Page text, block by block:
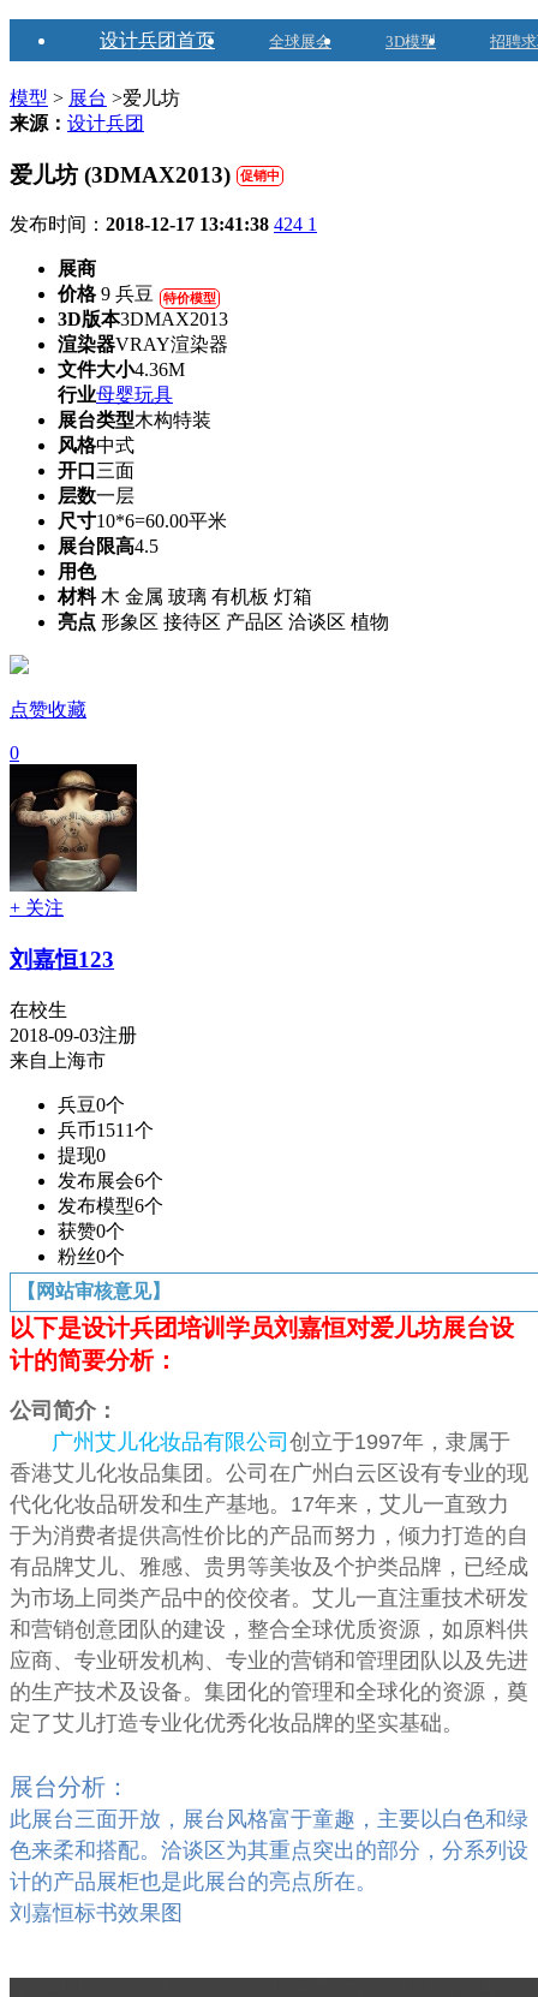
设计兵团首页 全球展会 3D模型 招聘
模型 > 展台 >爱儿坊
来源： 设计兵团
爱儿坊 (3DMAX2013) 促销中
发布时间： 2018-12-17 13:41:38 424 1
展商
价格9 兵豆 特价模型
3D版本3DMAX2013
渲染器VRAY渲染器
文件大小4.36M
行业母婴玩具
展台类型木构特装
风格中式
开口 三面
层数一层
尺寸10*6=60.00平米
展台限高4.5
用色
材料木 金属 玻璃 有机板 灯箱
亮点 形象区 接待区 产品区 洽谈区 植物
点赞收藏
0
+ 关注
刘嘉恒123
在校生
2018-09-03注册
来自上海市
兵豆0个
兵币1511个
提现0
发布展会6个
发布模型6个
获赞0个
粉丝0个
【网站审核意见】
以下是设计兵团培训学员刘嘉恒对爱儿坊展台设
计的简要分析：
公司简介：
广州艾儿化妆品有限公司 创立于1997年，隶属于
香港艾儿化妆品集团。公司在广州白云区设有专业的现
代化化妆品研发和生产基地。17年来，艾儿一直致力
于为消费者提供高性价比的产品而努力，倾力打造的自
有品牌艾儿、雅感、贵男等美妆及个护类品牌，已经成
为市场上同类产品中的佼佼者。艾儿一直注重技术研发
和营销创意团队的建设，整合全球优质资源，如原料供
应商、专业研发机构、专业的营销和管理团队以及先进
的生产技术及设备。集团化的管理和全球化的资源，奠
定了艾儿打造专业化优秀化妆品牌的坚实基础。
展台分析：
此展台三面开放，展台风格富于童趣，主要以白色和绿
色来柔和搭配。洽谈区为其重点突出的部分，分系列设
计的产品展柜也是此展台的亮点所在。
刘嘉恒标书效果图